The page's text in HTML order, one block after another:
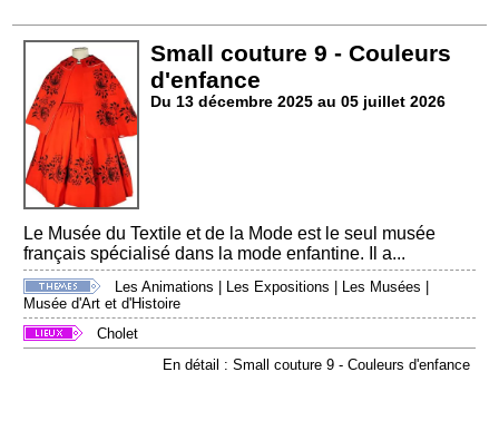
Small couture 9 - Couleurs
d'enfance
Du 13 décembre 2025 au 05 juillet 2026
Le Musée du Textile et de la Mode est le seul musée
français spécialisé dans la mode enfantine. Il a...
Les Animations Les Expositions Les Musées
Musée d'Art et d'Histoire
Cholet
En détail : Small couture 9 - Couleurs d'enfance